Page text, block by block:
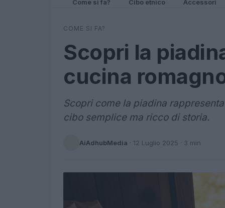
Come si fa? Cibo etnico Accessori
COME SI FA?
Scopri la
cucina
Scopri come la piadina
cibo semplice ma ricco di storia.
AiAdhubMedia · 12 Luglio 2025 · 3 min